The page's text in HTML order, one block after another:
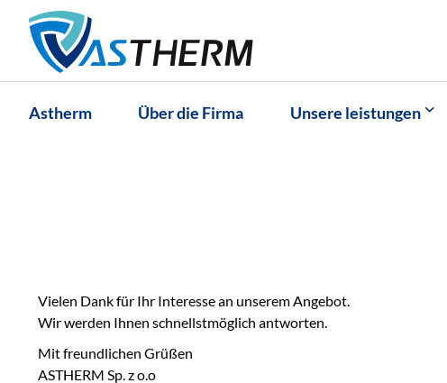
Astherm Über die Firma Unsere leistungen
Vielen Dank für Ihr Interesse an unserem Angebot.
Wir werden Ihnen schnellstmöglich antworten.
Mit freundlichen Grüßen
ASTHERM Sp. z o.o